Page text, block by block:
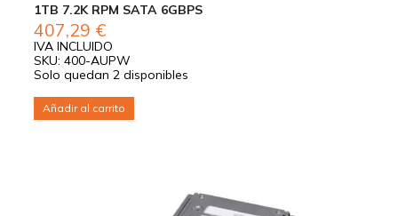
1TB 7.2K RPM SATA 6GBPS
407,29 €
IVA INCLUIDO
SKU: 400-AUPW
Solo quedan 2 disponibles
Añadir al carrito